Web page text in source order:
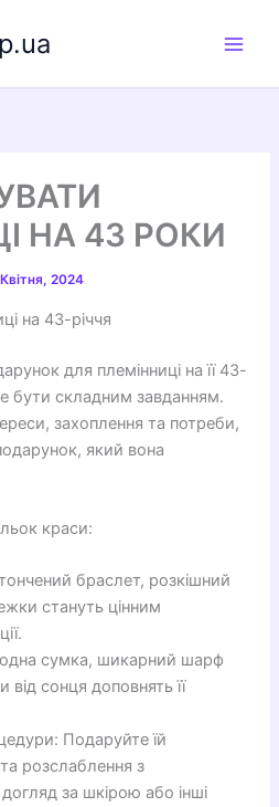
НА 43 РОКИ
2024
на 43-річчя
для племінниці на її 43-
бути складним завданням.
захоплення та потреби,
який вона
краси:
браслет, розкішний
стануть цінним
сумка, шикарний шарф
від сонця доповнять її
Подаруйте їй
розслаблення з
за шкірою або інші